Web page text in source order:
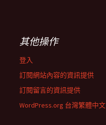
其他操作
登入
訂閱網站內容的資訊提供
訂閱留言的資訊提供
WordPress.org 台灣繁體中文